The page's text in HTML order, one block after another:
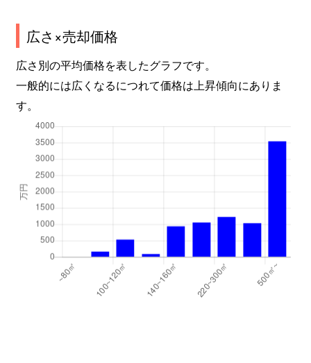
広さ×売却価格
広さ別の平均価格を表したグラフです。
一般的には広くなるにつれて価格は上昇傾向にありま
す。